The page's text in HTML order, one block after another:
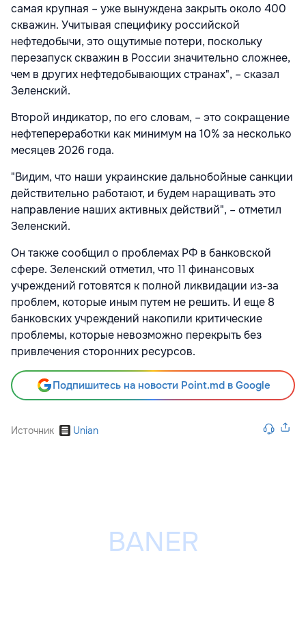
самая крупная – уже вынуждена закрыть около 400
скважин. Учитывая специфику российской
нефтедобычи, это ощутимые потери, поскольку
перезапуск скважин в России значительно сложнее,
чем в других нефтедобывающих странах", – сказал
Зеленский.
Второй индикатор, по его словам, – это сокращение
нефтепереработки как минимум на 10% за несколько
месяцев 2026 года.
"Видим, что наши украинские дальнобойные санкции
действительно работают, и будем наращивать это
направление наших активных действий", – отметил
Зеленский.
Он также сообщил о проблемах РФ в банковской
сфере. Зеленский отметил, что 11 финансовых
учреждений готовятся к полной ликвидации из-за
проблем, которые иным путем не решить. И еще 8
банковских учреждений накопили критические
проблемы, которые невозможно перекрыть без
привлечения сторонних ресурсов.
Подпишитесь на новости Point.md в Google
Источник Unian